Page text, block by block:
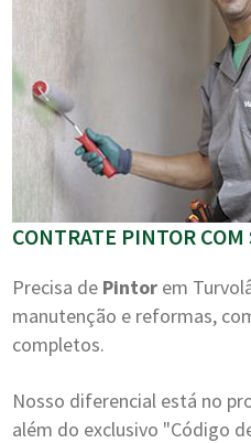
CONTRATE PINTOR
Precisa de Pintor em
manutenção e reformas,
completos.
Nosso diferencial está no
além do exclusivo "Código